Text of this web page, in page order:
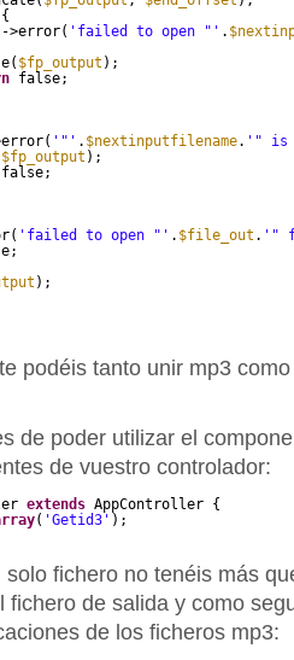
{
->error( 'failed to open "' .
$fp_output );
false;
'"' . $nextinputfilename. '" is
$fp_output );
false;
'failed to open "' . $file_out . '"
);
podéis tanto unir mp3
de poder utilizar el
de vuestro controlador:
extends AppController {
( 'Getid3' );
fichero no tenéis más
fichero de salida y como
de los ficheros mp3: